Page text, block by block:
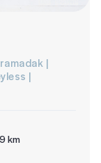
|
|
km